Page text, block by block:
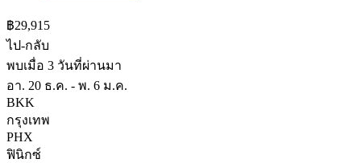
฿29,915
ไป-กลับ
พบเมื่อ 3 วันที่ผ่านมา
อา. 20 ธ.ค. - พ. 6 ม.ค.
BKK
กรุงเทพ
PHX
ฟินิกซ์